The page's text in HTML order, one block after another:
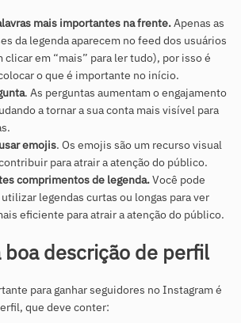
mais importantes na frente.Apenas as
da legenda aparecem no feed dos usuários
clicar em “mais” para ler tudo), por isso é
o que é importante no início.
. As perguntas aumentam o engajamento
a tornar a sua conta mais visível para
emojis. Os emojis são um recurso visual
para atrair a atenção do público.
comprimentos de legenda.Você pode
legendas curtas ou longas para ver
eficiente para atrair a atenção do público.
boa descrição de perfil
para ganhar seguidores no Instagram é
que deve conter: